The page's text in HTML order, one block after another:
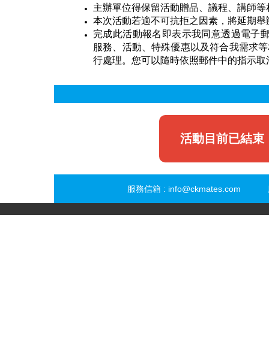
主辦單位得保留活動贈品、議程、講師
本次活動若適不可抗拒之因素，將延期
完成此活動報名即表示我同意透過電子
服務、活動、特殊優惠以及符合我需求
行處理。您可以隨時依照郵件中的指示取
活動目前已結束
服務信箱 : info@ckmates.com